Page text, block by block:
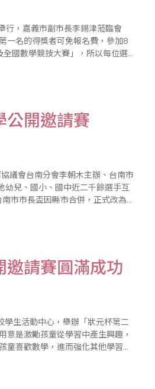
行，嘉義市副市長李錫津蒞臨會
一名的得獎者可免報名費，參加8
國數學競技大賽」，所以每位選
公開邀請賽
議會台南分會李朝木主辦、台南市
幼兒、國小、國中近二千餘選手互
邀請賽圓滿成功
學生活動中心，舉辦「狀元杯第二
意是激勵孩童從學習中產生興趣，
童喜歡數學，進而強化其他學習與